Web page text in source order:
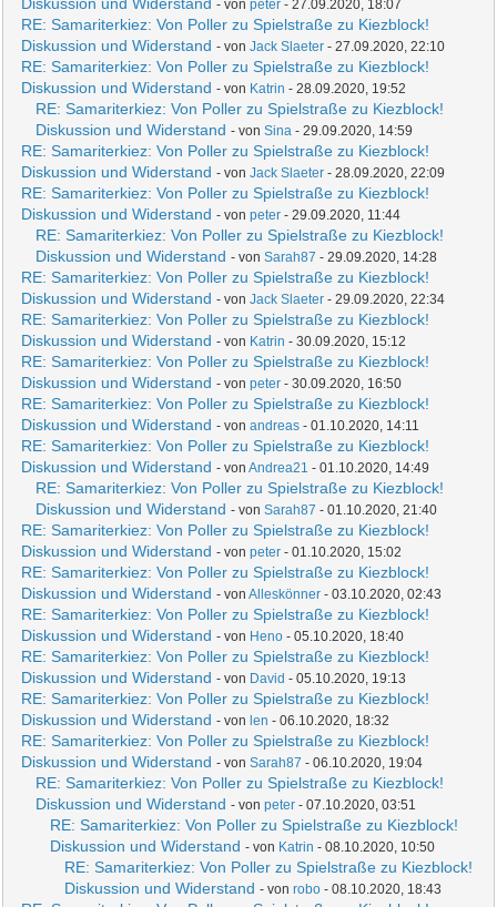
- vonpeter - 27.09.2020, 18:07
RE: Samariterkiez: Von Poller zu Spielstraße zu Kiezblock!
Diskussion und Widerstand - vonJack Slaeter - 27.09.2020, 22:10
RE: Samariterkiez: Von Poller zu Spielstraße zu Kiezblock!
Diskussion und Widerstand - von Katrin - 28.09.2020, 19:52
RE: Samariterkiez: Von Poller zu Spielstraße zu Kiezblock!
Diskussion und Widerstand - vonSina - 29.09.2020, 14:59
RE: Samariterkiez: Von Poller zu Spielstraße zu Kiezblock!
Diskussion und Widerstand - vonJack Slaeter - 28.09.2020, 22:09
RE: Samariterkiez: Von Poller zu Spielstraße zu Kiezblock!
Diskussion und Widerstand - vonpeter - 29.09.2020, 11:44
RE: Samariterkiez: Von Poller zu Spielstraße zu Kiezblock!
Diskussion und Widerstand - vonSarah87 - 29.09.2020, 14:28
RE: Samariterkiez: Von Poller zu Spielstraße zu Kiezblock!
Diskussion und Widerstand - vonJack Slaeter - 29.09.2020, 22:34
RE: Samariterkiez: Von Poller zu Spielstraße zu Kiezblock!
Diskussion und Widerstand - von Katrin - 30.09.2020, 15:12
RE: Samariterkiez: Von Poller zu Spielstraße zu Kiezblock!
Diskussion und Widerstand - vonpeter - 30.09.2020, 16:50
RE: Samariterkiez: Von Poller zu Spielstraße zu Kiezblock!
Diskussion und Widerstand - vonandreas - 01.10.2020, 14:11
RE: Samariterkiez: Von Poller zu Spielstraße zu Kiezblock!
Diskussion und Widerstand - vonAndrea21 - 01.10.2020, 14:49
RE: Samariterkiez: Von Poller zu Spielstraße zu Kiezblock!
Diskussion und Widerstand - vonSarah87 - 01.10.2020, 21:40
RE: Samariterkiez: Von Poller zu Spielstraße zu Kiezblock!
Diskussion und Widerstand - vonpeter - 01.10.2020, 15:02
RE: Samariterkiez: Von Poller zu Spielstraße zu Kiezblock!
Diskussion und Widerstand - vonAlleskönner - 03.10.2020, 02:43
RE: Samariterkiez: Von Poller zu Spielstraße zu Kiezblock!
Diskussion und Widerstand - von Heno - 05.10.2020, 18:40
RE: Samariterkiez: Von Poller zu Spielstraße zu Kiezblock!
Diskussion und Widerstand - von David - 05.10.2020, 19:13
RE: Samariterkiez: Von Poller zu Spielstraße zu Kiezblock!
Diskussion und Widerstand - von len - 06.10.2020, 18:32
RE: Samariterkiez: Von Poller zu Spielstraße zu Kiezblock!
Diskussion und Widerstand - vonSarah87 - 06.10.2020, 19:04
RE: Samariterkiez: Von Poller zu Spielstraße zu Kiezblock!
Diskussion und Widerstand - vonpeter - 07.10.2020, 03:51
RE: Samariterkiez: Von Poller zu Spielstraße zu Kiezblock!
Diskussion und Widerstand - von Katrin - 08.10.2020, 10:50
RE: Samariterkiez: Von Poller zu Spielstraße zu Kiezblock!
Diskussion und Widerstand - vonrobo - 08.10.2020, 18:43